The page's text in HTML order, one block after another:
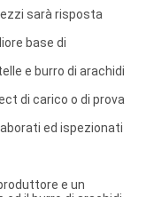
sarà risposta
base di
e burro di arachidi
di carico o di prova
ed ispezionati
e un